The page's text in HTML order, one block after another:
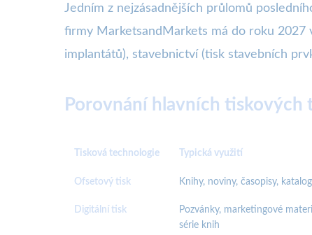
Jedním z nejzásadnějších průlomů
firmy MarketsandMarkets má do roku 2027
implantátů), stavebnictví (tisk stavebních
Porovnání hlavních tiskových
Tisková technologie Typická využití
Ofsetový tisk Knihy, noviny, časopisy,
Digitální tisk
Pozvánky, marketingové
série knih